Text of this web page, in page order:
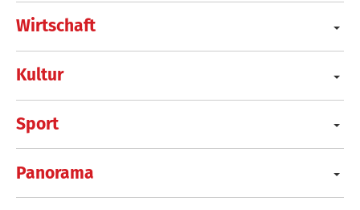
Wirtschaft
Kultur
Sport
Panorama